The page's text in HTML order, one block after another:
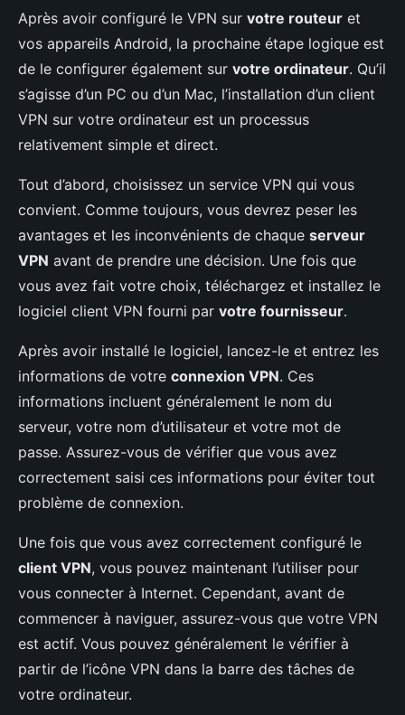
Après avoir configuré le VPN sur votre routeur et
vos appareils Android, la prochaine étape logique est
de le configurer également sur votre ordinateur. Qu’il
s’agisse d’un PC ou d’un Mac, l’installation d’un client
VPN sur votre ordinateur est un processus
relativement simple et direct.
Tout d’abord, choisissez un service VPN qui vous
convient. Comme toujours, vous devrez peser les
avantages et les inconvénients de chaque serveur
VPN avant de prendre une décision. Une fois que
vous avez fait votre choix, téléchargez et installez le
logiciel client VPN fourni par votre fournisseur.
Après avoir installé le logiciel, lancez-le et entrez les
informations de votre connexion VPN. Ces
informations incluent généralement le nom du
serveur, votre nom d’utilisateur et votre mot de
passe. Assurez-vous de vérifier que vous avez
correctement saisi ces informations pour éviter tout
problème de connexion.
Une fois que vous avez correctement configuré le
client VPN, vous pouvez maintenant l’utiliser pour
vous connecter à Internet. Cependant, avant de
commencer à naviguer, assurez-vous que votre VPN
est actif. Vous pouvez généralement le vérifier à
partir de l’icône VPN dans la barre des tâches de
votre ordinateur.